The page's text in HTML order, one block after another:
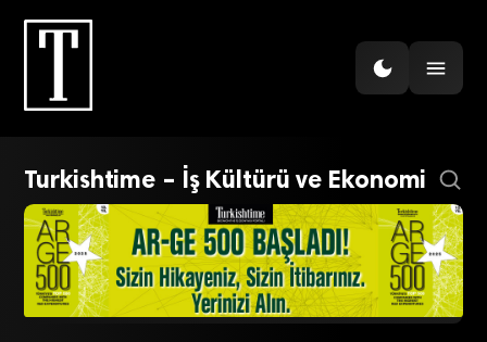
Turkishtime – İş Kültürü ve Ekonomi